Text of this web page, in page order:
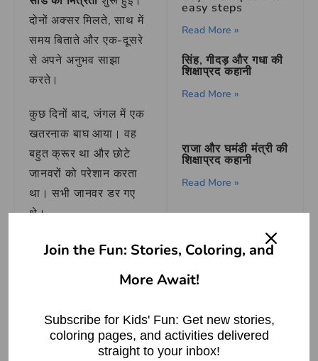
दोनों अक्सर मिलते, साथ में
समय बिताते और एक-दूसरे
से अपने अनुभव साझा
करते।
कुछ दिनों बाद, जंगल में एक
खतरनाक बाघ आया। वह
बहुत क्रूर था और छोटे
जानवरों को परेशान करता
था। सभी जानवर डर गए
थे।
एक दिन केसरी और वीर ने
खरगोशों के बच्चों को डरा
रही थी और अपने बच्चों की
रक्षा के लिए गिड़गिड़ा रही
easy steps
Read More »
सिंह, गीदड़ और गधा की
शिक्षाप्रद कहानी
Read More »
राजा और घमंडी मंत्री की
शिक्षाप्रद कहानी
Read More »
बीरबल की चतुराई
Read More »
The Vain Crows
Join the Fun: Stories, Coloring, and
More Await!
Subscribe for Kids' Fun: Get new stories,
coloring pages, and activities delivered
straight to your inbox!